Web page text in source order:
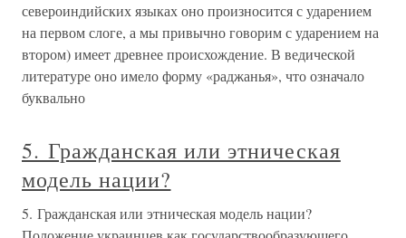
североиндийских языках оно произносится с ударением
на первом слоге, а мы привычно говорим с ударением на
втором) имеет древнее происхождение. В ведической
литературе оно имело форму «раджанья», что означало
буквально
5. Гражданская или этническая
модель нации?
5. Гражданская или этническая модель нации?